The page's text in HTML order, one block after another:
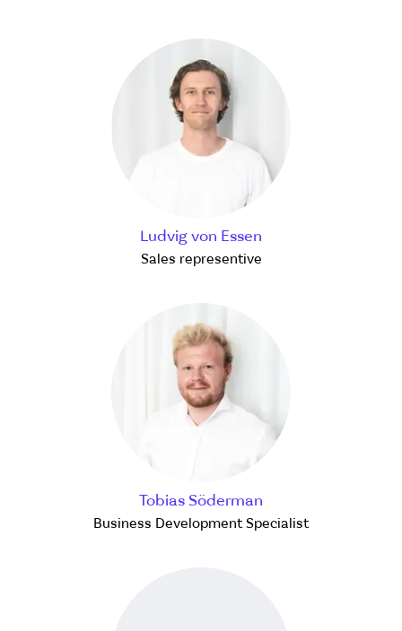
Ludvig von Essen
Sales representive
Tobias Söderman
Business Development Specialist